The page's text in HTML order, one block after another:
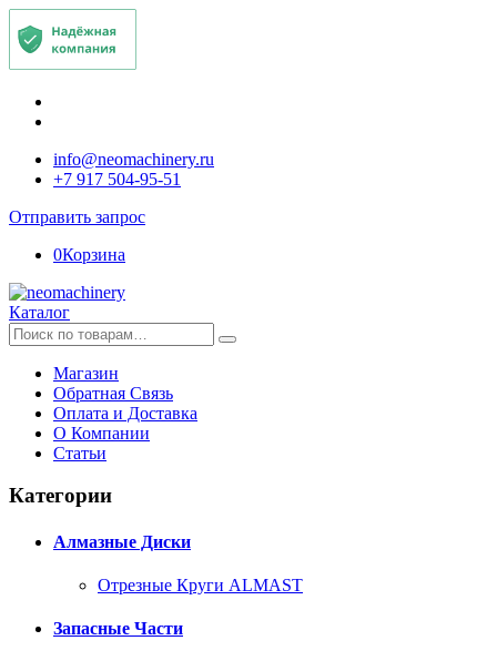
info@neomachinery.ru
+7 917 504-95-51
Отправить запрос
0Корзина
Каталог
Искать:
Магазин
Обратная Связь
Оплата и Доставка
О Компании
Статьи
Категории
Алмазные Диски
Отрезные Круги ALMAST
Запасные Части